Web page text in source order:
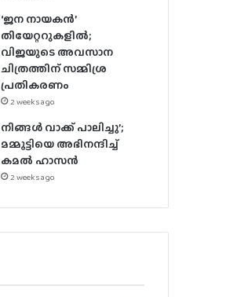
‘ജന നായകൻ’
തിയേറ്ററുകളിൽ;
വിജയുടെ അവസാന
ചിത്രത്തിന് സമ്മിശ്ര
പ്രതികരണം
2 weeks ago
നിങ്ങൾ വാക്ക് പാലിച്ചു’;
മമ്മൂട്ടിയെ അഭിനന്ദിച്ച്
കമൽ ഹാസൻ
2 weeks ago